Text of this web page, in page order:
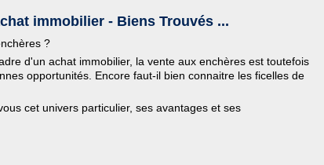
immobilier - Biens Trouvés ...
?
d'un achat immobilier, la vente aux enchères est toutefois
opportunités. Encore faut-il bien connaitre les ficelles de
cet univers particulier, ses avantages et ses